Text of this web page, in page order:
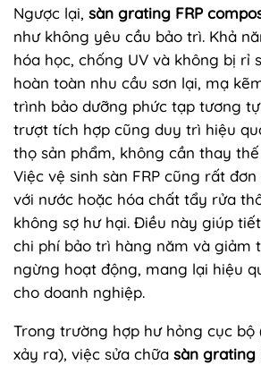
Ngược lại, sàn grating FRP
như không yêu cầu bảo trì. Khả
hóa học, chống UV và không bị rỉ
hoàn toàn nhu cầu sơn lại, mạ
trình bảo dưỡng phức tạp tương
trượt tích hợp cũng duy trì hiệu
thọ sản phẩm, không cần thay
Việc vệ sinh sàn FRP cũng rất
với nước hoặc hóa chất tẩy rửa
không sợ hư hại. Điều này giúp
chi phí bảo trì hàng năm và giảm
ngừng hoạt động, mang lại hiệu
cho doanh nghiệp.
Trong trường hợp hư hỏng cục bộ
xảy ra), việc sửa chữa sàn grating